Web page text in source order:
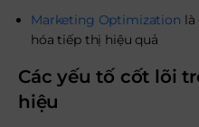
Marketing Optimization là
hóa tiếp thị hiệu quả
Các yếu tố cốt lõi
hiệu